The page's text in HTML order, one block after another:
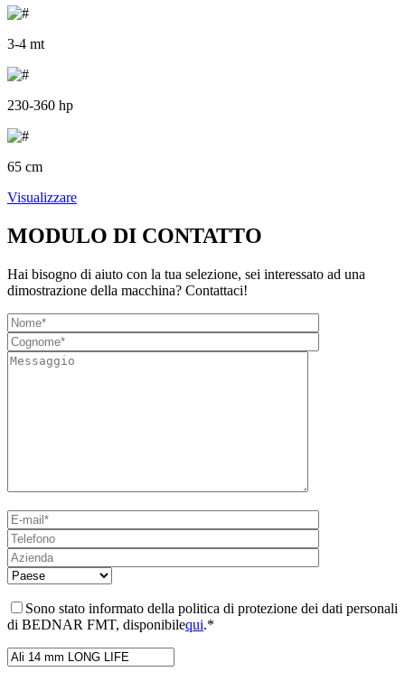
3-4 mt
230-360 hp
65 cm
Visualizzare
MODULO DI CONTATTO
Hai bisogno di aiuto con la tua selezione, sei interessato ad una
dimostrazione della macchina? Contattaci!
Sono stato informato della politica di protezione dei dati personali
di BEDNAR FMT, disponibilequi.*